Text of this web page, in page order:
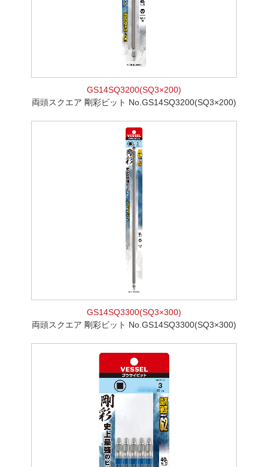
GS14SQ3200(SQ3×200)
両頭スクエア 剛彩ビット No.GS14SQ3200(SQ3×200)
GS14SQ3300(SQ3×300)
両頭スクエア 剛彩ビット No.GS14SQ3300(SQ3×300)